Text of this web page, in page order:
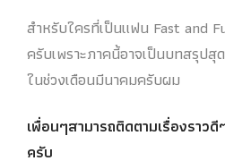
สำหรับใครที่เป็นแฟน Fast and
ครับเพราะภาคนี้อาจเป็นบทสรุปสุ
ในช่วงเดือนมีนาคมครับผม
เพื่อนๆสามารถติดตามเรื่องราว
ครับ